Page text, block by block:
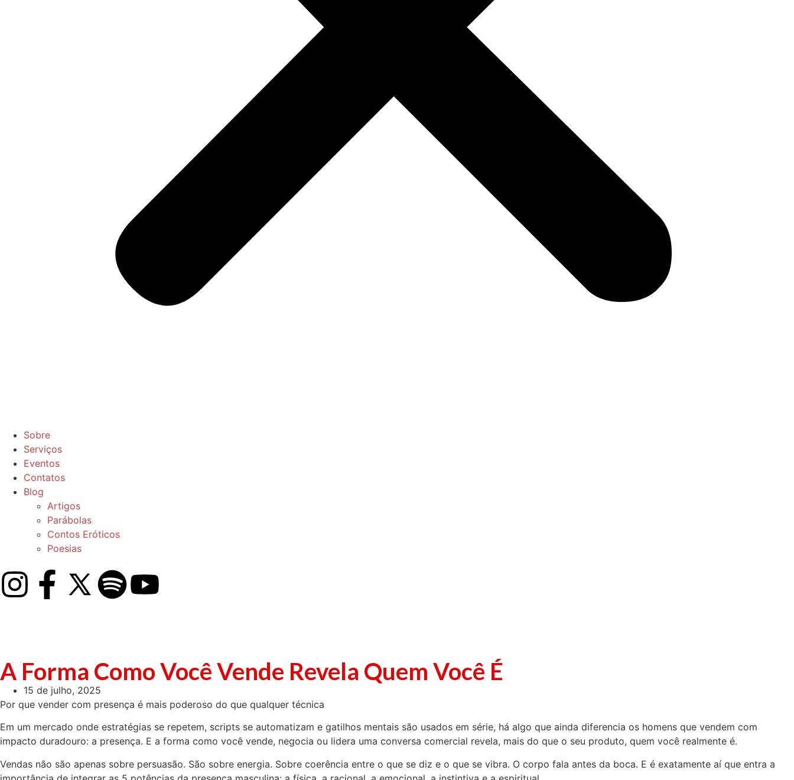
Sobre
Serviços
Eventos
Contatos
Blog
Artigos
Parábolas
Contos Eróticos
Poesias
A Forma Como Você Vende Revela Quem Você É
15 de julho, 2025
Por que vender com presença é mais poderoso do que qualquer técnica
Em um mercado onde estratégias se repetem, scripts se automatizam e gatilhos mentais são usados em série, há algo que ainda diferencia os homens que vendem com
impacto duradouro: a presença. E a forma como você vende, negocia ou lidera uma conversa comercial revela, mais do que o seu produto, quem você realmente é.
Vendas não são apenas sobre persuasão. São sobre energia. Sobre coerência entre o que se diz e o que se vibra. O corpo fala antes da boca. E é exatamente aí que entra a